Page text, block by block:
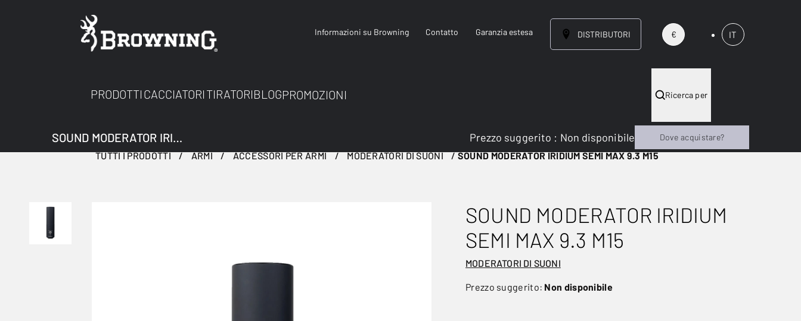
Informazioni su Browning Contatto Garanzia estesa DISTRIBUTORI € IT
PRODOTTI CACCIATORI TIRATORIBLOGPROMOZIONI Ricerca per
TUTTI I PRODOTTI ARMI ACCESSORI PER ARMI MODERATORI DI SUONI SOUND MODERATOR IRIDIUM SEMI MAX 9.3 M15
SOUND MODERATOR IRIDIUM
SEMI MAX 9.3 M15
MODERATORI DI SUONI
Prezzo suggerito: Non disponibile
SOUND MODERATOR IRIDIUM SEMI MAX 9.3 M15 Prezzo suggerito : Non disponibile Dove acquistare?